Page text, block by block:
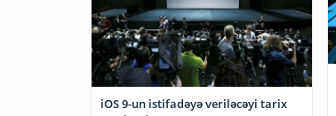
iOS 9-un istifadəyə veriləcəyi tarix